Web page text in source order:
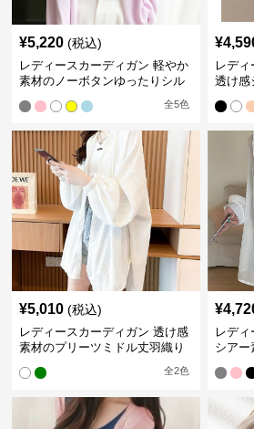
¥5,220 (税込)
レディースカーディガン 軽やか
素材のノーボタンゆったりシル
全5色
¥
レデ
透け感
¥5,010 (税込)
レディースカーディガン 透け感
素材のプリーツミドル丈羽織り
全2色
¥
レデ
シアー